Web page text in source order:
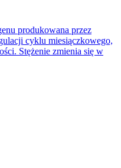
produkowana przez
cyklu miesiączkowego,
Stężenie zmienia się w